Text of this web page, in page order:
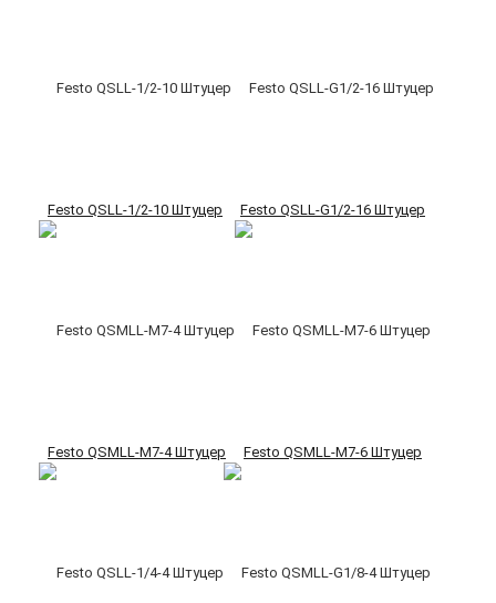
Festo QSLL-1/2-10 Штуцер Festo QSLL-G1/2-16 Штуцер
Festo QSMLL-M7-4 Штуцер Festo QSMLL-M7-6 Штуцер